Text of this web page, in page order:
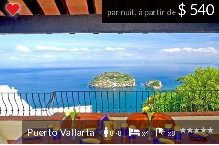
par nuit, à partir de $ 540
Puerto Vallarta 8 -8 x4 x8